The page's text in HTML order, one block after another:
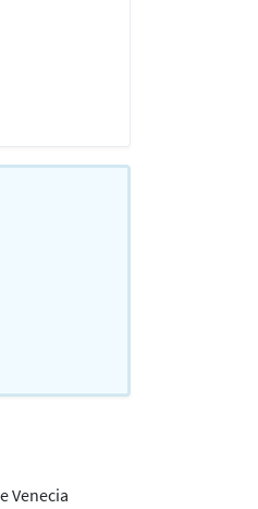
Venecia